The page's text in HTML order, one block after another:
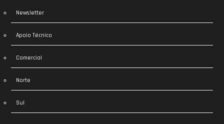
Newsletter
Apoio Técnico
Comercial
Norte
Sul